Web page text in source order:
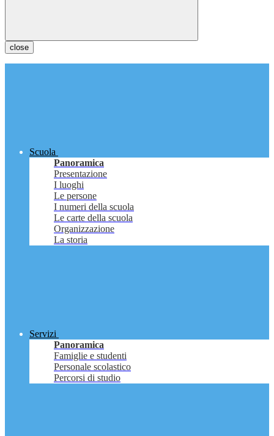
close
Scuola
Panoramica
Presentazione
I luoghi
Le persone
I numeri della scuola
Le carte della scuola
Organizzazione
La storia
Servizi
Panoramica
Famiglie e studenti
Personale scolastico
Percorsi di studio